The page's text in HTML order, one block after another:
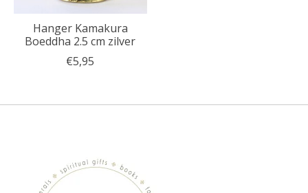
Hanger Kamakura
Boeddha 2.5 cm zilver
€5,95